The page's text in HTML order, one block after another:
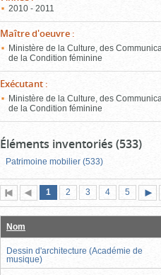
2010 - 2011
Maître d'oeuvre :
Ministère de la Culture, des
de la Condition féminine
Exécutant :
Ministère de la Culture, des
de la Condition féminine
Éléments inventoriés (533)
Patrimoine mobilier (533)
Première
page
Page
précédente
Page
1 (page
actuelle)
Page
2 Page
3 Page
4 Page
5
Nom
Dessin d'architecture (Académie de
musique)